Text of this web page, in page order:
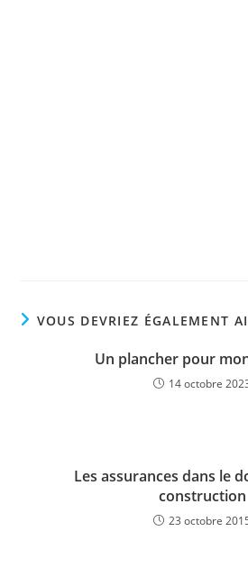
VOUS DEVRIEZ ÉGALEMENT
Un plancher pour
14 octobre
Les assurances dans le
construction
23 octobre